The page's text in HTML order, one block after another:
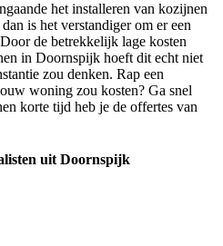
het installeren van kozijnen
is het verstandiger om er een
de betrekkelijk lage kosten
in Doornspijk hoeft dit echt niet
zou denken. Rap een
woning zou kosten? Ga snel
korte tijd heb je de offertes van
uit Doornspijk